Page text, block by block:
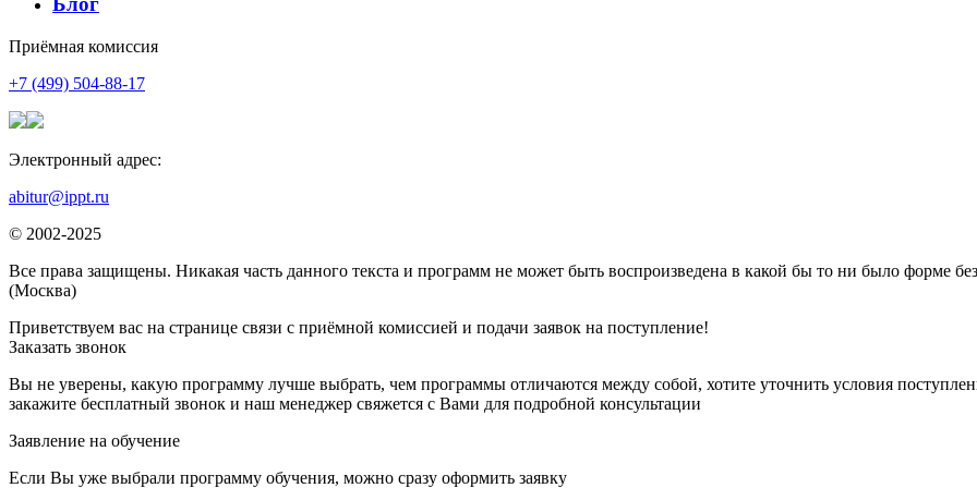
Приёмная комиссия
+7 (499) 504-88-17
Электронный адрес:
abitur@ippt.ru
© 2002-2025
Все права защищены. Никакая часть данного текста и программ не может быть воспроизведена в какой бы то ни было форме
(Москва)
Приветствуем вас на странице связи с приёмной комиссией и подачи заявок на поступление!
Заказать звонок
Вы не уверены, какую программу лучше выбрать, чем программы отличаются между собой, хотите уточнить условия
закажите бесплатный звонок и наш менеджер свяжется с Вами для подробной консультации
Заявление на обучение
Если Вы уже выбрали программу обучения, можно сразу оформить заявку